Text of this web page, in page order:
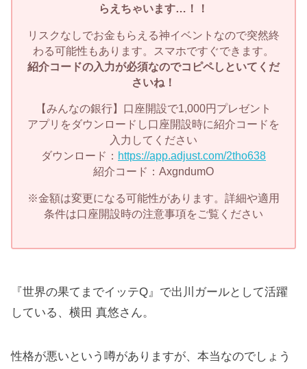
らえちゃいます…！！
リスクなしでお金もらえる神イベントなので突然終
わる可能性もあります。スマホですぐできます。
紹介コードの入力が必須なのでコピペしといてくだ
さいね！
【みんなの銀行】口座開設で1,000円プレゼント
アプリをダウンロードし口座開設時に紹介コードを
入力してください
ダウンロード： https://app.adjust.com/2tho638
紹介コード：AxgndumO
※金額は変更になる可能性があります。詳細や適用
条件は口座開設時の注意事項をご覧ください
『世界の果てまでイッテQ』で出川ガールとして活躍
している、横田 真悠さん。
性格が悪いという噂がありますが、本当なのでしょう